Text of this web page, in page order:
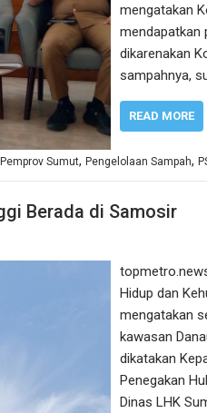
mengatakan
mendapatkan
dikarenakan
sampahnya,
READ MORE
Pemprov Sumut, Pengelolaan Sampah,
Berada di Samosir
Hidup dan
mengatakan
kawasan
dikatakan
Penegakan
Dinas LHK